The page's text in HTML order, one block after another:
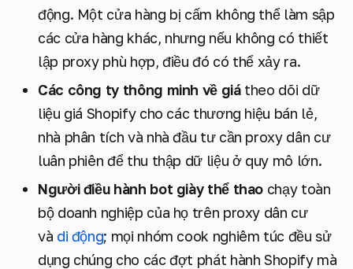
động. Một cửa hàng bị cấm không thể làm sập
các cửa hàng khác, nhưng nếu không có thiết
lập proxy phù hợp, điều đó có thể xảy ra.
Các công ty thông minh về giátheo dõi dữ
liệu giá Shopify cho các thương hiệu bán lẻ,
nhà phân tích và nhà đầu tư cần proxy dân cư
luân phiên để thu thập dữ liệu ở quy mô lớn.
Người điều hành bot giày thể thao chạy toàn
bộ doanh nghiệp của họ trên proxy dân cư
và di động; mọi nhóm cook nghiêm túc đều sử
dụng chúng cho các đợt phát hành Shopify mà